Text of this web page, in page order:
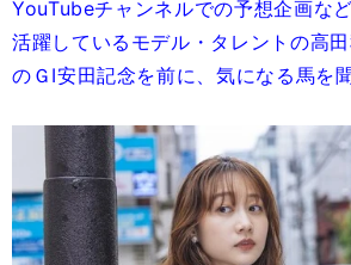
YouTubeチャンネルでの予想企画な
活躍しているモデル・タレントの高
のＧⅠ安田記念を前に、気になる馬を